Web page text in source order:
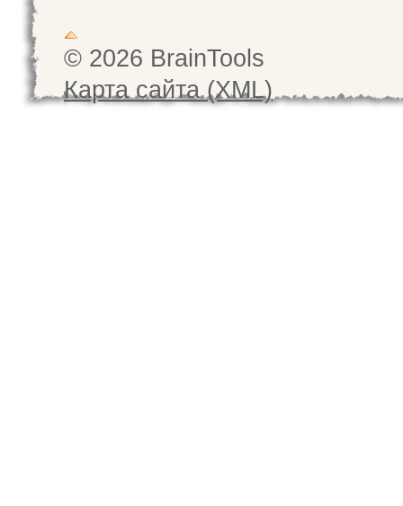
© 2026 BrainTools
Карта сайта (XML)